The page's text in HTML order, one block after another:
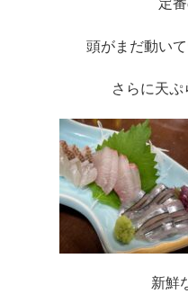
定
頭がまだ動い
さらに天ぷ
新鮮